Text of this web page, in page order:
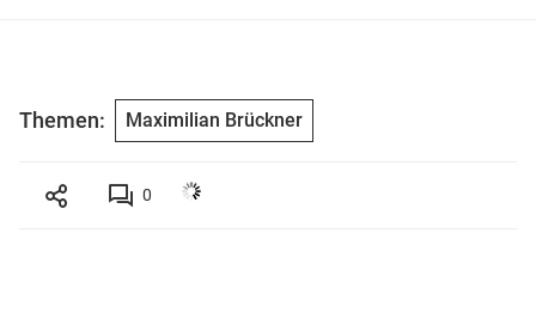
Themen: Maximilian Brückner
0